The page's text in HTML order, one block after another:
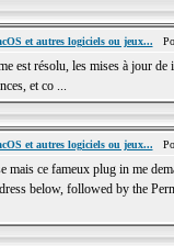
et autres logiciels ou jeux...
est résolu, les mises à jour
et co ...
et autres logiciels ou jeux...
mais ce fameux plug in me
below, followed by the